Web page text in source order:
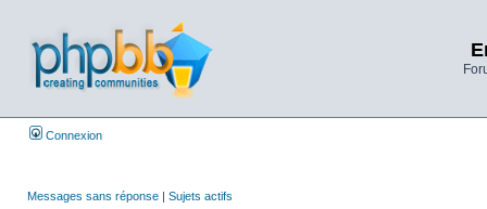
Connexion
Messages sans réponse | Sujets actifs